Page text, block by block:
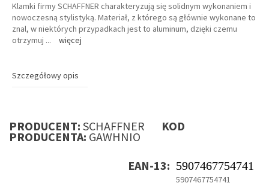
Klamki firmy SCHAFFNER charakteryzują się solidnym wykonaniem i
nowoczesną stylistyką. Materiał, z którego są głównie wykonane to
znal, w niektórych przypadkach jest to aluminum, dzięki czemu
otrzymuj ... więcej
Szczegółowy opis
PRODUCENT: SCHAFFNER KOD
PRODUCENTA: GAWHNIO
EAN-13: 5907467754741
5907467754741